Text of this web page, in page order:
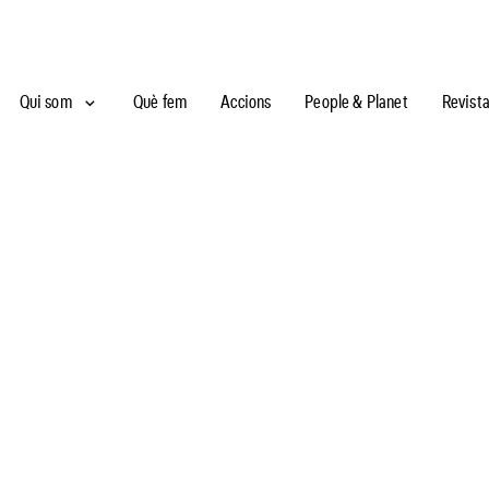
Qui som Què fem Accions People & Planet Revista